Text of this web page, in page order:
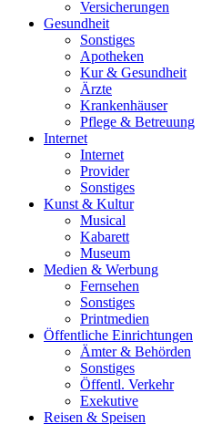
Versicherungen
Gesundheit
Sonstiges
Apotheken
Kur & Gesundheit
Ärzte
Krankenhäuser
Pflege & Betreuung
Internet
Internet
Provider
Sonstiges
Kunst & Kultur
Musical
Kabarett
Museum
Medien & Werbung
Fernsehen
Sonstiges
Printmedien
Öffentliche Einrichtungen
Ämter & Behörden
Sonstiges
Öffentl. Verkehr
Exekutive
Reisen & Speisen